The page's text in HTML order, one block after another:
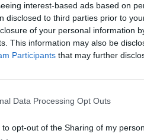
interest-based ads based on
disclosed to third parties prior to
of your personal information
This information may also be
Participants that may further
Data Processing Opt Outs
to opt-out of the Sharing of my